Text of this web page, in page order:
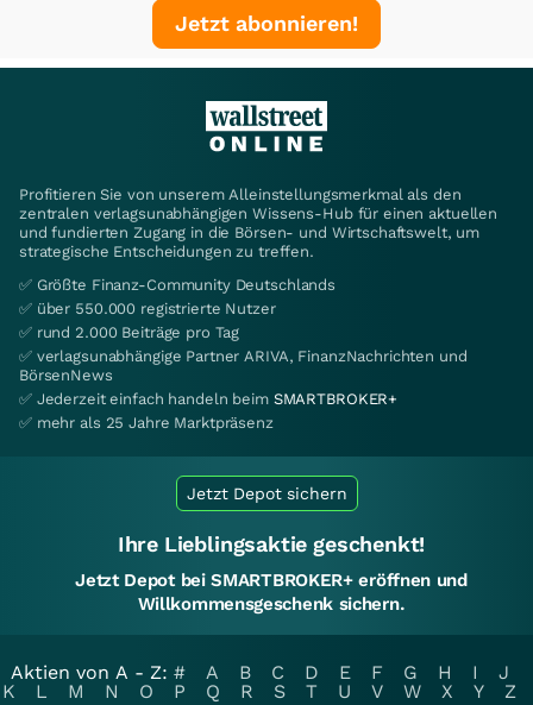
Jetzt abonnieren!
Profitieren Sie von unserem Alleinstellungsmerkmal als den
zentralen verlagsunabhängigen Wissens-Hub für einen aktuellen
und fundierten Zugang in die Börsen- und Wirtschaftswelt, um
strategische Entscheidungen zu treffen.
✅ Größte Finanz-Community Deutschlands
✅ über 550.000 registrierte Nutzer
✅ rund 2.000 Beiträge pro Tag
✅ verlagsunabhängige Partner ARIVA, FinanzNachrichten und
BörsenNews
✅ Jederzeit einfach handeln beim SMARTBROKER+
✅ mehr als 25 Jahre Marktpräsenz
Jetzt Depot sichern
Ihre Lieblingsaktie geschenkt!
Jetzt Depot bei SMARTBROKER+ eröffnen und
Willkommensgeschenk sichern.
Aktien von A - Z: # A B C D E F G H I
J
K
L M N O P Q R S T U V W X Y
Z